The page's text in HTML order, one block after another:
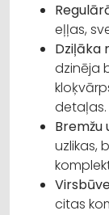
eļļas,
Dziļāka
dzinēja
detaļas.
Bremžu
uzlikas,
citas